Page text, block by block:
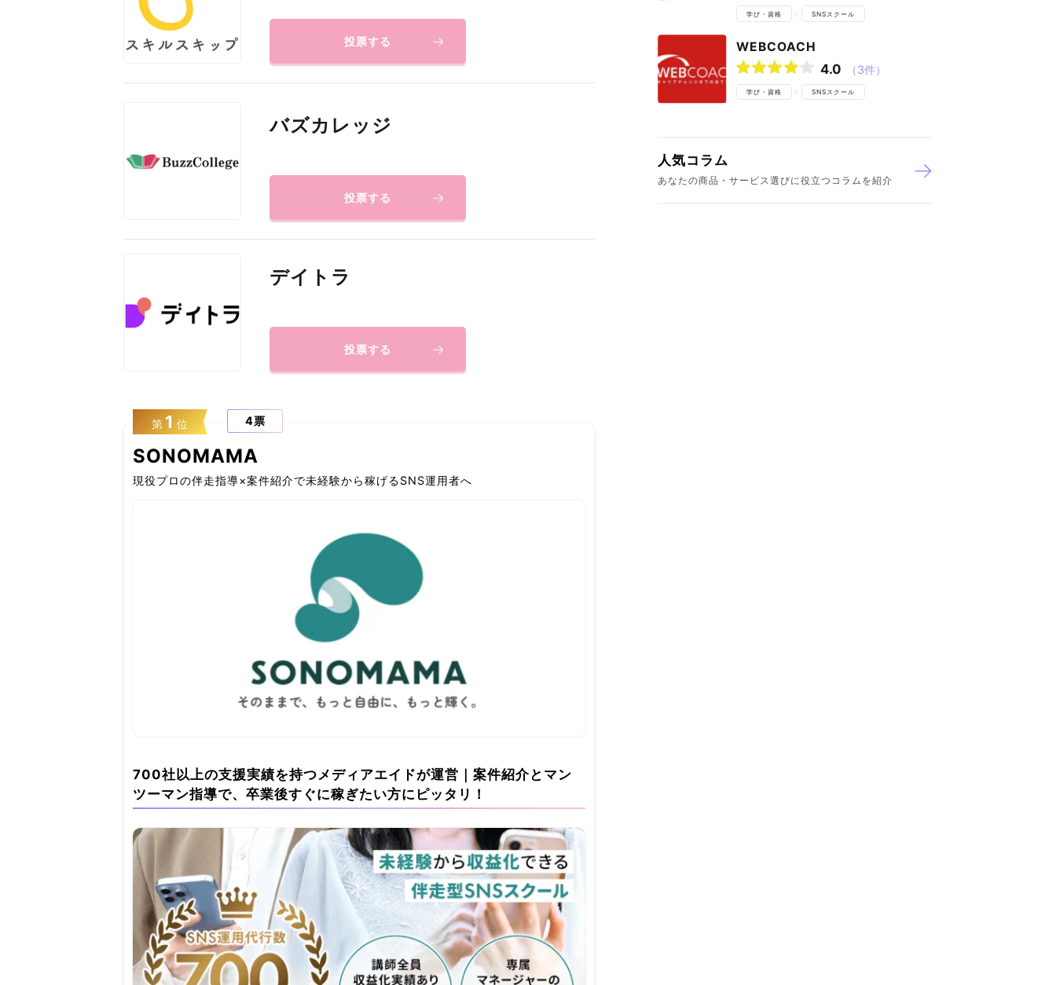
投票する
バズカレッジ
投票する
デイトラ
投票する
第 1 位 4票
SONOMAMA
現役プロの伴走指導×案件紹介で未経験から稼げるSNS運用者へ
700社以上の支援実績を持つメディアエイドが運営｜案件紹介とマン
ツーマン指導で、卒業後すぐに稼ぎたい方にピッタリ！
学び・資格 SNSスクール
WEBCOACH
4.0 （3件）
学び・資格 SNSスクール
人気コラム
あなたの商品・サービス選びに役立つコラムを紹介